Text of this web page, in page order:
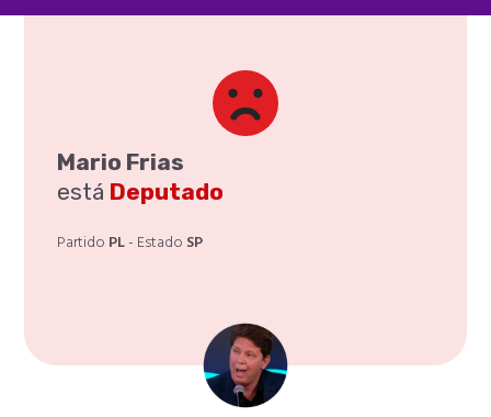
Compartilhe:
CADASTRAR
Única dos Trabalhadores
60.563.731/0001-77
Mario Frias
está Deputado
Partido PL- Estado SP